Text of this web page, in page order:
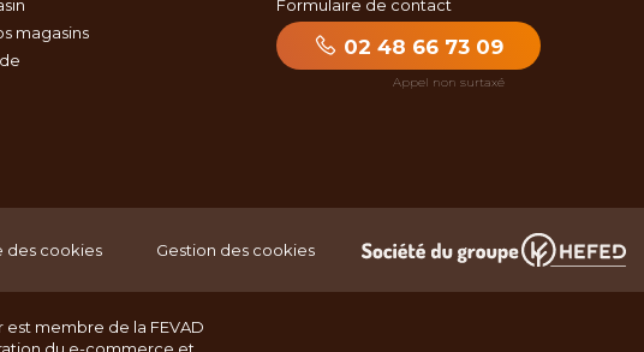
magasins
Formulaire de contact
02 48 66 73 09
des cookies Gestion des cookies
est membre de la FEVAD